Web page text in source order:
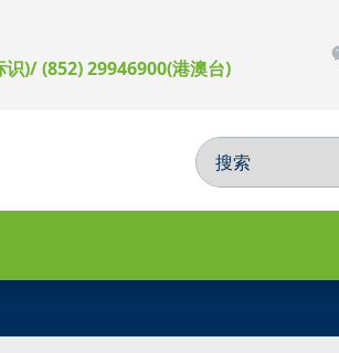
)/ (852) 29946900(港澳台)